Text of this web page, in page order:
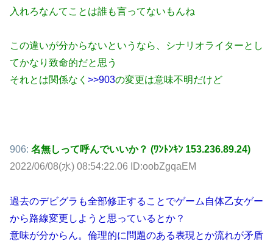
入れろなんてことは誰も言ってないもんね
この違いが分からないというなら、シナリオライターとし
てかなり致命的だと思う
それとは関係なく >>903の変更は意味不明だけど
906: 名無しって呼んでいいか？ (ﾜﾝﾄﾝｷﾝ 153.236.89.24)
2022/06/08(水) 08:54:22.06 ID:oobZgqaEM
過去のデビグラも全部修正することでゲーム自体乙女ゲー
から路線変更しようと思っているとか？
意味が分からん。倫理的に問題のある表現とか流れが矛盾